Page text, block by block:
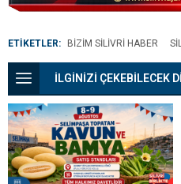
ETİKETLER: BIZIM SILIVRI HABER
İLGİNİZİ ÇEKEBİLECEK